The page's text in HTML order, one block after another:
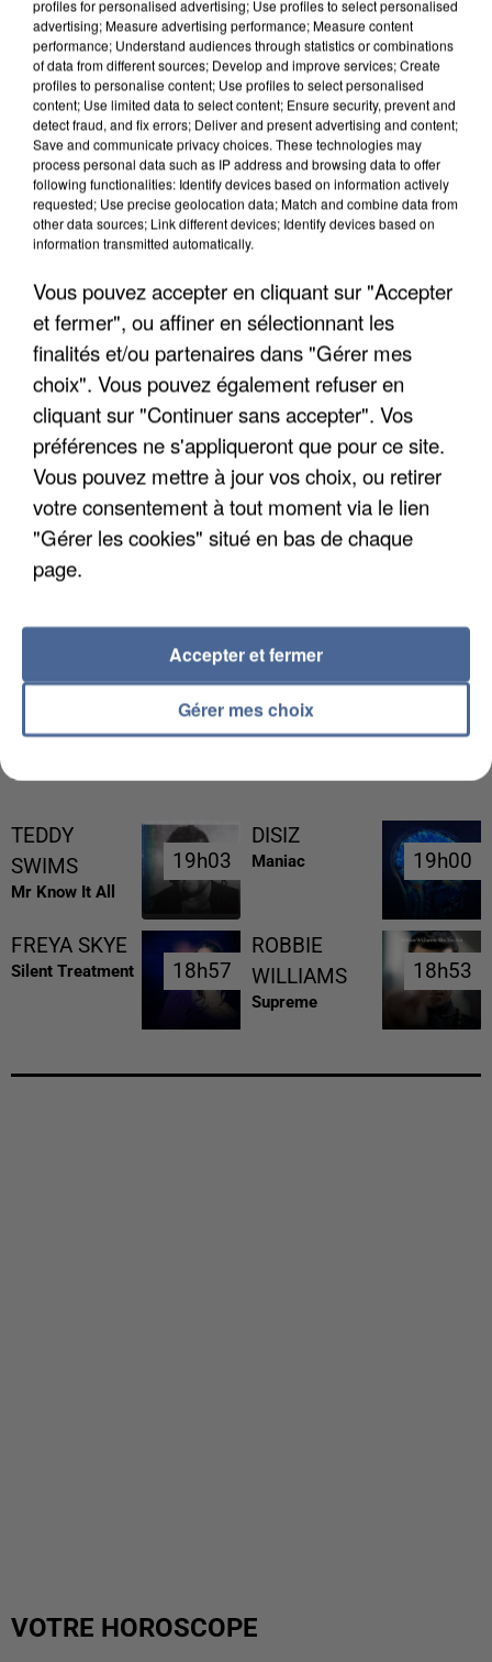
APRÈS TOUTES CES CANICULES, LES REFUGES
DE FAUNE SAUVAGE SONT...
L’UN DES FONDATEURS SUPPOSÉS DE LA DZ
MAFIA INTERPELLÉ EN ALGÉRIE
RÉCEMMENT DIFFUSÉ
TEDDY
SWIMS
Mr Know It All
19h03
19h03
DISIZ
Maniac 19h00
19h00
FREYA SKYE
Silent Treatment 18h57
18h57
ROBBIE
WILLIAMS
Supreme
18h53
18h53
VOTRE HOROSCOPE
profiles for personalised advertising; Use profiles to select personalised
advertising; Measure advertising performance; Measure content
performance; Understand audiences through statistics or combinations
of data from different sources; Develop and improve services; Create
profiles to personalise content; Use profiles to select personalised
content; Use limited data to select content; Ensure security, prevent and
detect fraud, and fix errors; Deliver and present advertising and content;
Save and communicate privacy choices. These technologies may
process personal data such as IP address and browsing data to offer
following functionalities: Identify devices based on information actively
requested; Use precise geolocation data; Match and combine data from
other data sources; Link different devices; Identify devices based on
information transmitted automatically.
Vous pouvez accepter en cliquant sur "Accepter
et fermer", ou affiner en sélectionnant les
finalités et/ou partenaires dans "Gérer mes
choix". Vous pouvez également refuser en
cliquant sur "Continuer sans accepter". Vos
préférences ne s'appliqueront que pour ce site.
Vous pouvez mettre à jour vos choix, ou retirer
votre consentement à tout moment via le lien
"Gérer les cookies" situé en bas de chaque
page.
Gérer mes choix
Accepter et fermer